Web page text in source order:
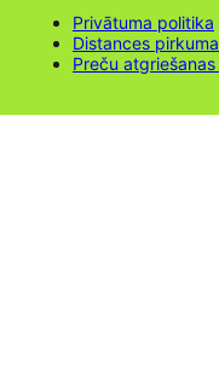
Privātuma politika
Distances
Preču